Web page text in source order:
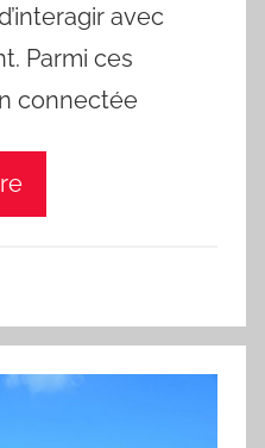
avec
Parmi ces
connectée